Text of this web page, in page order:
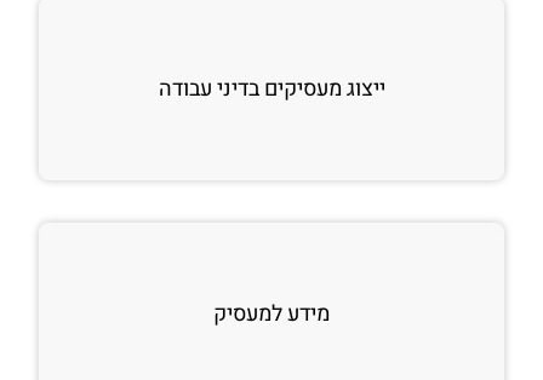
ייצוג מעסיקים בדיני עבודה
מידע למעסיק